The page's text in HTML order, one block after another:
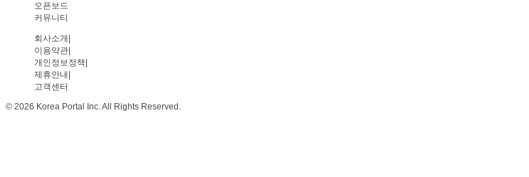
오픈보드
커뮤니티
회사소개
이용약관
개인정보정책
제휴안내
고객센터
© 2026 Korea Portal Inc. All Rights Reserved.